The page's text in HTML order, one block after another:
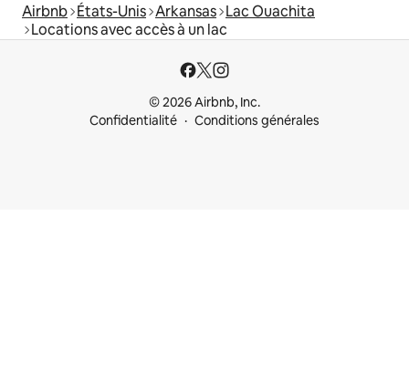
Airbnb États-Unis Arkansas Lac Ouachita
Locations avec accès à un lac
© 2026 Airbnb, Inc.
Confidentialité
Conditions générales